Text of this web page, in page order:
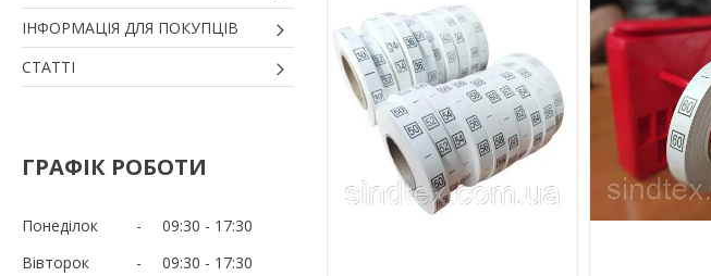
ІНФОРМАЦІЯ ДЛЯ ПОКУПЦІВ
СТАТТІ
ГРАФІК РОБОТИ
Понеділок 09:30
17:30
Вівторок
09:30
17:30